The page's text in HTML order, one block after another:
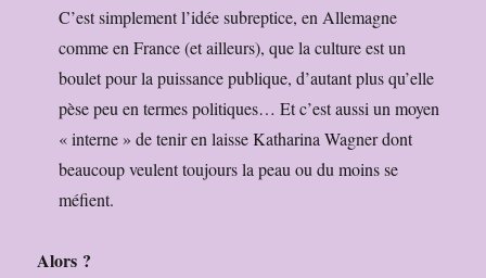
C’est simplement l’idée subreptice, en Allemagne
comme en France (et ailleurs), que la culture est un
boulet pour la puissance publique, d’autant plus qu’elle
pèse peu en termes politiques… Et c’est aussi un moyen
« interne » de tenir en laisse Katharina Wagner dont
beaucoup veulent toujours la peau ou du moins se
méfient.
Alors ?